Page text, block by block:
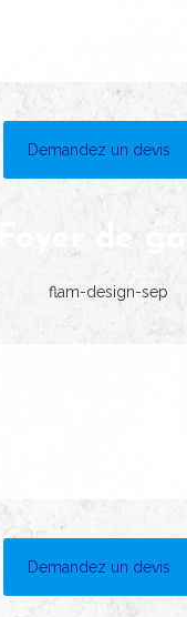
Demandez un devis
Foyer de gaz
Demandez un devis